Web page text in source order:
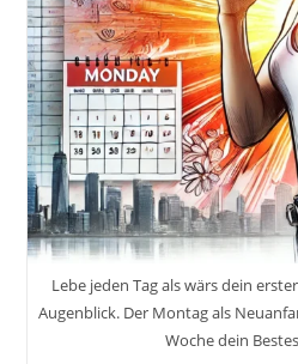
Lebe jeden Tag als wärs dein
Augenblick. Der Montag als
Woche dein